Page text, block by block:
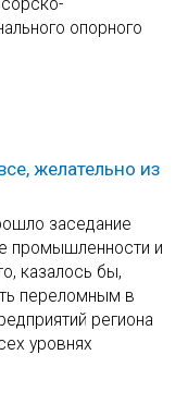
опорного
желательно из
заседание
промышленности и
казалось бы,
переломным в
региона
уровнях